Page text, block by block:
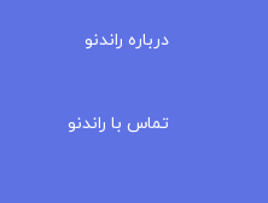
درباره‌ راندنو
تماس با راندنو